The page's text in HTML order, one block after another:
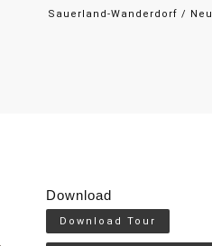
Sauerland-Wanderdorf /
Download
Download Tour